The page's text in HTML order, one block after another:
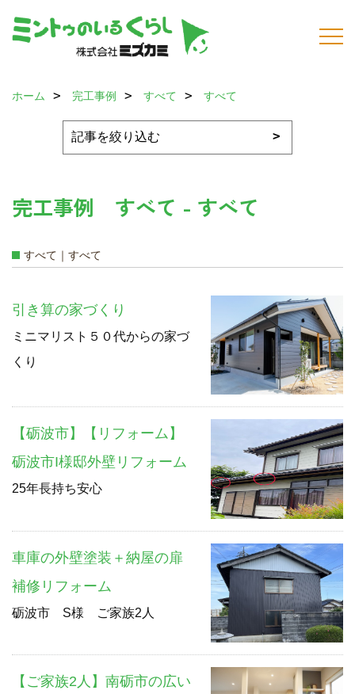
ホーム 完工事例 すべて すべて
完工事例 すべて - すべて
すべて｜すべて
引き算の家づくり
ミニマリスト５０代からの家づ
くり
【砺波市】【リフォーム】
砺波市I様邸外壁リフォーム
25年長持ち安心
車庫の外壁塗装＋納屋の扉
補修リフォーム
砺波市 S様 ご家族2人
【ご家族2人】南砺市の広い